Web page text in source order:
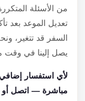
من الأسئلة
تعديل الموعد بعد
السفر قد تتغير،
يصل إلينا في وقت
لأي استفسار إضافي
مباشرة — اتصل أو واتساب